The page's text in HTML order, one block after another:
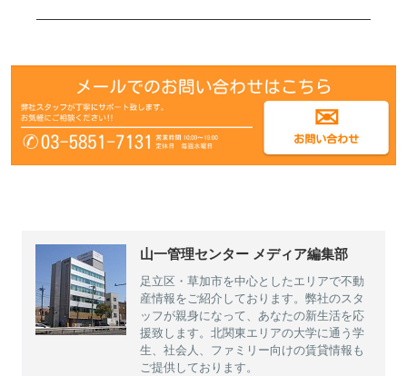
山一管理センター メディア編集部
足立区・草加市を中心としたエリアで不動
産情報をご紹介しております。弊社のスタ
ッフが親身になって、あなたの新生活を応
援致します。北関東エリアの大学に通う学
生、社会人、ファミリー向けの賃貸情報も
ご提供しております。